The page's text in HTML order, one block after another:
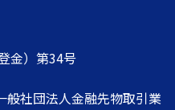
金）第34号
社団法人金融先物取引業